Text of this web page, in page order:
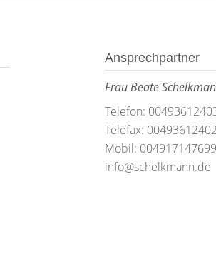
Ansprechpartner
Frau Beate
Telefon:
Telefax:
Mobil:
info@schelkmann.de